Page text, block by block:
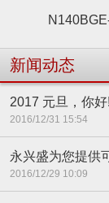
新闻动态
2017 元旦，你好!
2016/12/31 15:54
永兴盛为您提供
2016/12/29 10:09